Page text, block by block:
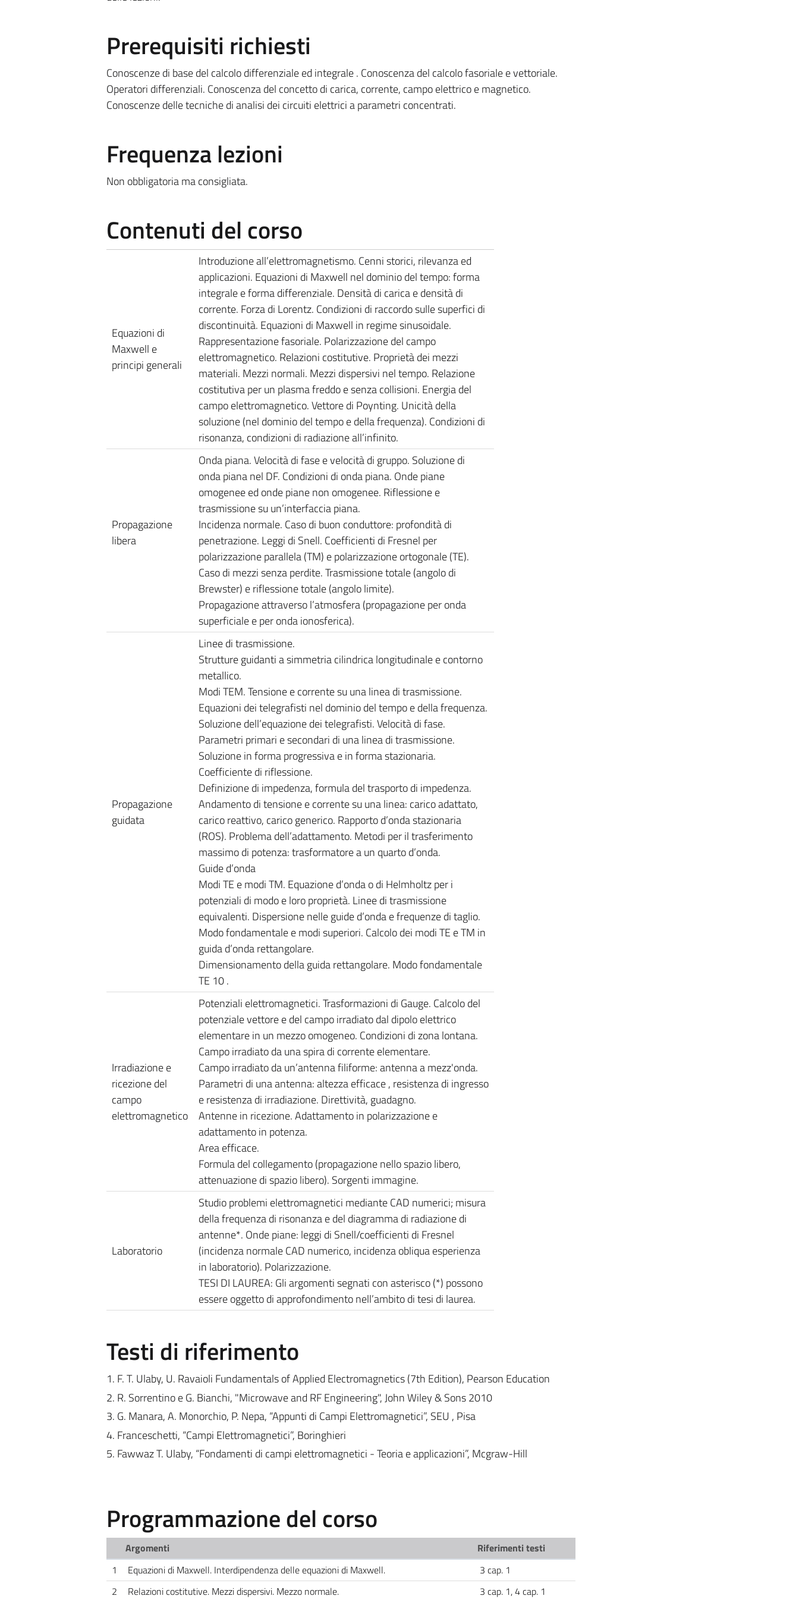
Prerequisiti richiesti
Conoscenze di base del calcolo differenziale ed integrale . Conoscenza del calcolo fasoriale e vettoriale.
Operatori differenziali. Conoscenza del concetto di carica, corrente, campo elettrico e magnetico.
Conoscenze delle tecniche di analisi dei circuiti elettrici a parametri concentrati.
Frequenza lezioni
Non obbligatoria ma consigliata.
Contenuti del corso
Equazioni di
Maxwell e
principi generali
Introduzione all’elettromagnetismo. Cenni storici, rilevanza ed
applicazioni. Equazioni di Maxwell nel dominio del tempo: forma
integrale e forma differenziale. Densità di carica e densità di
corrente. Forza di Lorentz. Condizioni di raccordo sulle superfici di
discontinuità. Equazioni di Maxwell in regime sinusoidale.
Rappresentazione fasoriale. Polarizzazione del campo
elettromagnetico. Relazioni costitutive. Proprietà dei mezzi
materiali. Mezzi normali. Mezzi dispersivi nel tempo. Relazione
costitutiva per un plasma freddo e senza collisioni. Energia del
campo elettromagnetico. Vettore di Poynting. Unicità della
soluzione (nel dominio del tempo e della frequenza). Condizioni di
risonanza, condizioni di radiazione all’infinito.
Propagazione
libera
Onda piana. Velocità di fase e velocità di gruppo. Soluzione di
onda piana nel DF. Condizioni di onda piana. Onde piane
omogenee ed onde piane non omogenee. Riflessione e
trasmissione su un’interfaccia piana.
Incidenza normale. Caso di buon conduttore: profondità di
penetrazione. Leggi di Snell. Coefficienti di Fresnel per
polarizzazione parallela (TM) e polarizzazione ortogonale (TE).
Caso di mezzi senza perdite. Trasmissione totale (angolo di
Brewster) e riflessione totale (angolo limite).
Propagazione attraverso l’atmosfera (pro­pa­gazione per onda
superficiale e per onda ionosferica).
Propagazione
guidata
Linee di trasmissione.
Strutture guidanti a simmetria cilindrica longitudinale e contorno
metallico.
Modi TEM. Tensione e corrente su una linea di trasmissione.
Equazioni dei telegrafisti nel dominio del tempo e della frequenza.
Soluzione dell’equazione dei telegrafisti. Velocità di fase.
Parametri primari e secondari di una linea di trasmissione.
Soluzione in forma progressiva e in forma stazionaria.
Coefficiente di riflessione.
Definizione di impedenza, formula del trasporto di impedenza.
Andamento di tensione e corrente su una linea: carico adattato,
carico reattivo, carico generico. Rapporto d’onda stazionaria
(ROS). Problema dell’adattamento. Metodi per il trasferimento
massimo di potenza: trasformatore a un quarto d’onda.
Guide d’onda
Modi TE e modi TM. Equazione d’onda o di Helmholtz per i
potenziali di modo e loro proprietà. Linee di trasmissione
equivalenti. Dispersione nelle guide d’onda e frequenze di taglio.
Modo fondamentale e modi superiori. Calcolo dei modi TE e TM in
guida d’onda rettangolare.
Dimensionamento della guida rettangolare. Modo fondamentale
TE 10 .
Irradiazione e
ricezione del
campo
elettromagnetico
Potenziali elettromagnetici. Trasformazioni di Gauge. Calcolo del
potenziale vettore e del campo irradiato dal dipolo elettrico
elementare in un mezzo omogeneo. Condizioni di zona lontana.
Campo irradiato da una spira di corrente elementare.
Campo irradiato da un’antenna filiforme: antenna a mezz'onda.
Parametri di una antenna: altezza efficace , resistenza di ingresso
e resistenza di irradiazione. Direttività, guadagno.
Antenne in ricezione. Adattamento in polarizzazione e
adattamento in potenza.
Area efficace.
Formula del collegamento (propagazione nello spazio libero,
attenuazione di spazio libero). Sorgenti immagine.
Laboratorio
Studio problemi elettromagnetici mediante CAD numerici; misura
della frequenza di risonanza e del diagramma di radiazione di
antenne*. Onde piane: leggi di Snell/coefficienti di Fresnel
(incidenza normale CAD numerico, incidenza obliqua esperienza
in laboratorio). Polarizzazione.
TESI DI LAUREA: Gli argomenti segnati con asterisco (*) possono
essere oggetto di approfondimento nell’ambito di tesi di laurea.
Testi di riferimento
1. F. T. Ulaby, U. Ravaioli Fundamentals of Applied Electromagnetics (7th Edition), Pearson Education
2. R. Sorrentino e G. Bianchi, "Microwave and RF Engineering", John Wiley & Sons 2010
3. G. Manara, A. Monorchio, P. Nepa, “Appunti di Campi Elettromagnetici”, SEU , Pisa
4. Franceschetti, “Campi Elettromagnetici”, Boringhieri
5. Fawwaz T. Ulaby, “Fondamenti di campi elettromagnetici - Teoria e applicazioni”, Mcgraw-Hill
Programmazione del corso
Argomenti
Riferimenti testi
1
Equazioni di Maxwell. Interdipendenza delle equazioni di Maxwell.
3 cap. 1
2
Relazioni costitutive. Mezzi dispersivi. Mezzo normale. 3 cap. 1, 4 cap. 1